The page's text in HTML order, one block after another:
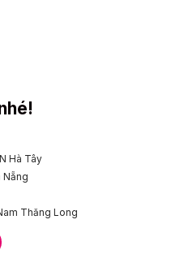
Hà Tây
Thăng Long